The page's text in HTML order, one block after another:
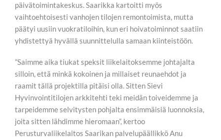
päivätoimintakeskus. Saarikka kartoitti myös
vaihtoehtoisesti vanhojen tilojen remontoimista, mutta
päätyi uusiin vuokratiloihin, kun eri hoivatoiminnot saatiin
yhdistettyä hyvällä suunnittelulla samaan kiinteistöön.
”Saimme aika tiukat speksit liikelaitoksemme johtajalta
silloin, että minkä kokoinen ja millaiset reunaehdot ja
raamit tällä projektilla pitäisi olla. Sitten Sievi
Hyvinvointitilojen arkkitehti teki meidän toiveidemme ja
tarpeidemme selvitysten pohjalta ensimmäisiä luonnoksia,
joita sitten lähdimme hieromaan”, kertoo
Perusturvaliikelaitos Saarikan palvelupäällikkö Anu